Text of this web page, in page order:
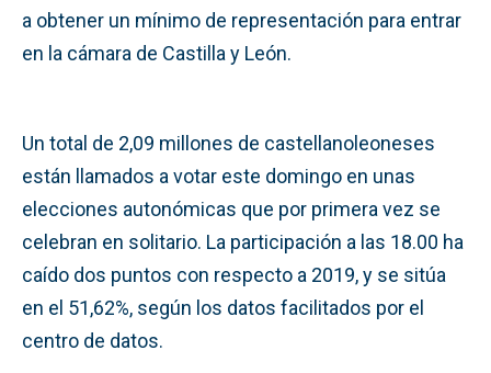
a obtener un mínimo de representación para entrar
en la cámara de Castilla y León.
Un total de 2,09 millones de castellanoleoneses
están llamados a votar este domingo en unas
elecciones autonómicas que por primera vez se
celebran en solitario. La participación a las 18.00 ha
caído dos puntos con respecto a 2019, y se sitúa
en el 51,62%, según los datos facilitados por el
centro de datos.